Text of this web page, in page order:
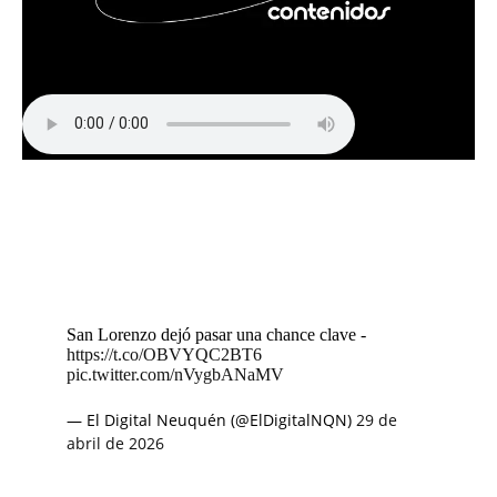
San Lorenzo dejó pasar una chance clave -
https://t.co/OBVYQC2BT6
pic.twitter.com/nVygbANaMV
— El Digital Neuquén (@ElDigitalNQN) 29 de
abril de 2026